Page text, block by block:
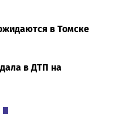
в Томске
в ДТП на